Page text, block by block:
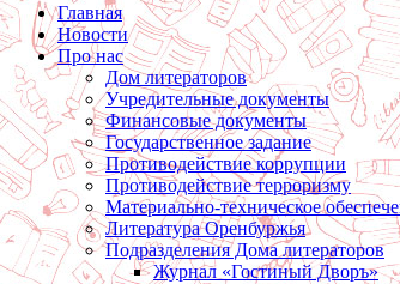
Главная
Новости
Про нас
Дом литераторов
Учредительные документы
Финансовые документы
Государственное задание
Противодействие коррупции
Противодействие терроризму
Материально-техническое
Литература Оренбуржья
Подразделения Дома литераторов
Журнал «Гостиный Дворъ»